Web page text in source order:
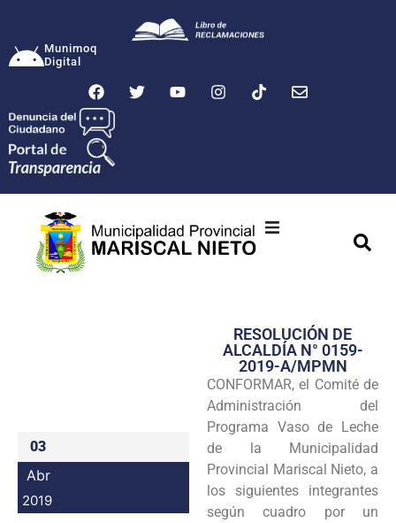
Munimoq
Digital
Transparencia
Seguridad
Programas
Intranet
03
Abr
2019
RESOLUCIÓN DE
ALCALDÍA N° 0159-
2019-A/MPMN
CONFORMAR, el Comité de
Administración del
Programa Vaso de Leche
de la Municipalidad
Provincial Mariscal Nieto, a
los siguientes integrantes
según cuadro por un